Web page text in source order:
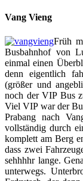
Vang Vieng
Früh
Busbahnhof von
einmal einen
denn eigentlich
(größer und
noch der VIP Bus
Viel VIP war der
Prabang nach
vollständig durch
komplett am Berg
dass zwei
sehhhhr lange.
unterwegs.